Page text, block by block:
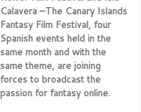
Calavera –The Canary Islands
Fantasy Film Festival, four
Spanish events held in the
same month and with the
same theme, are joining
forces to broadcast the
passion for fantasy online.